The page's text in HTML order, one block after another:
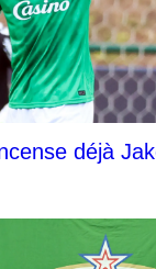
déjà